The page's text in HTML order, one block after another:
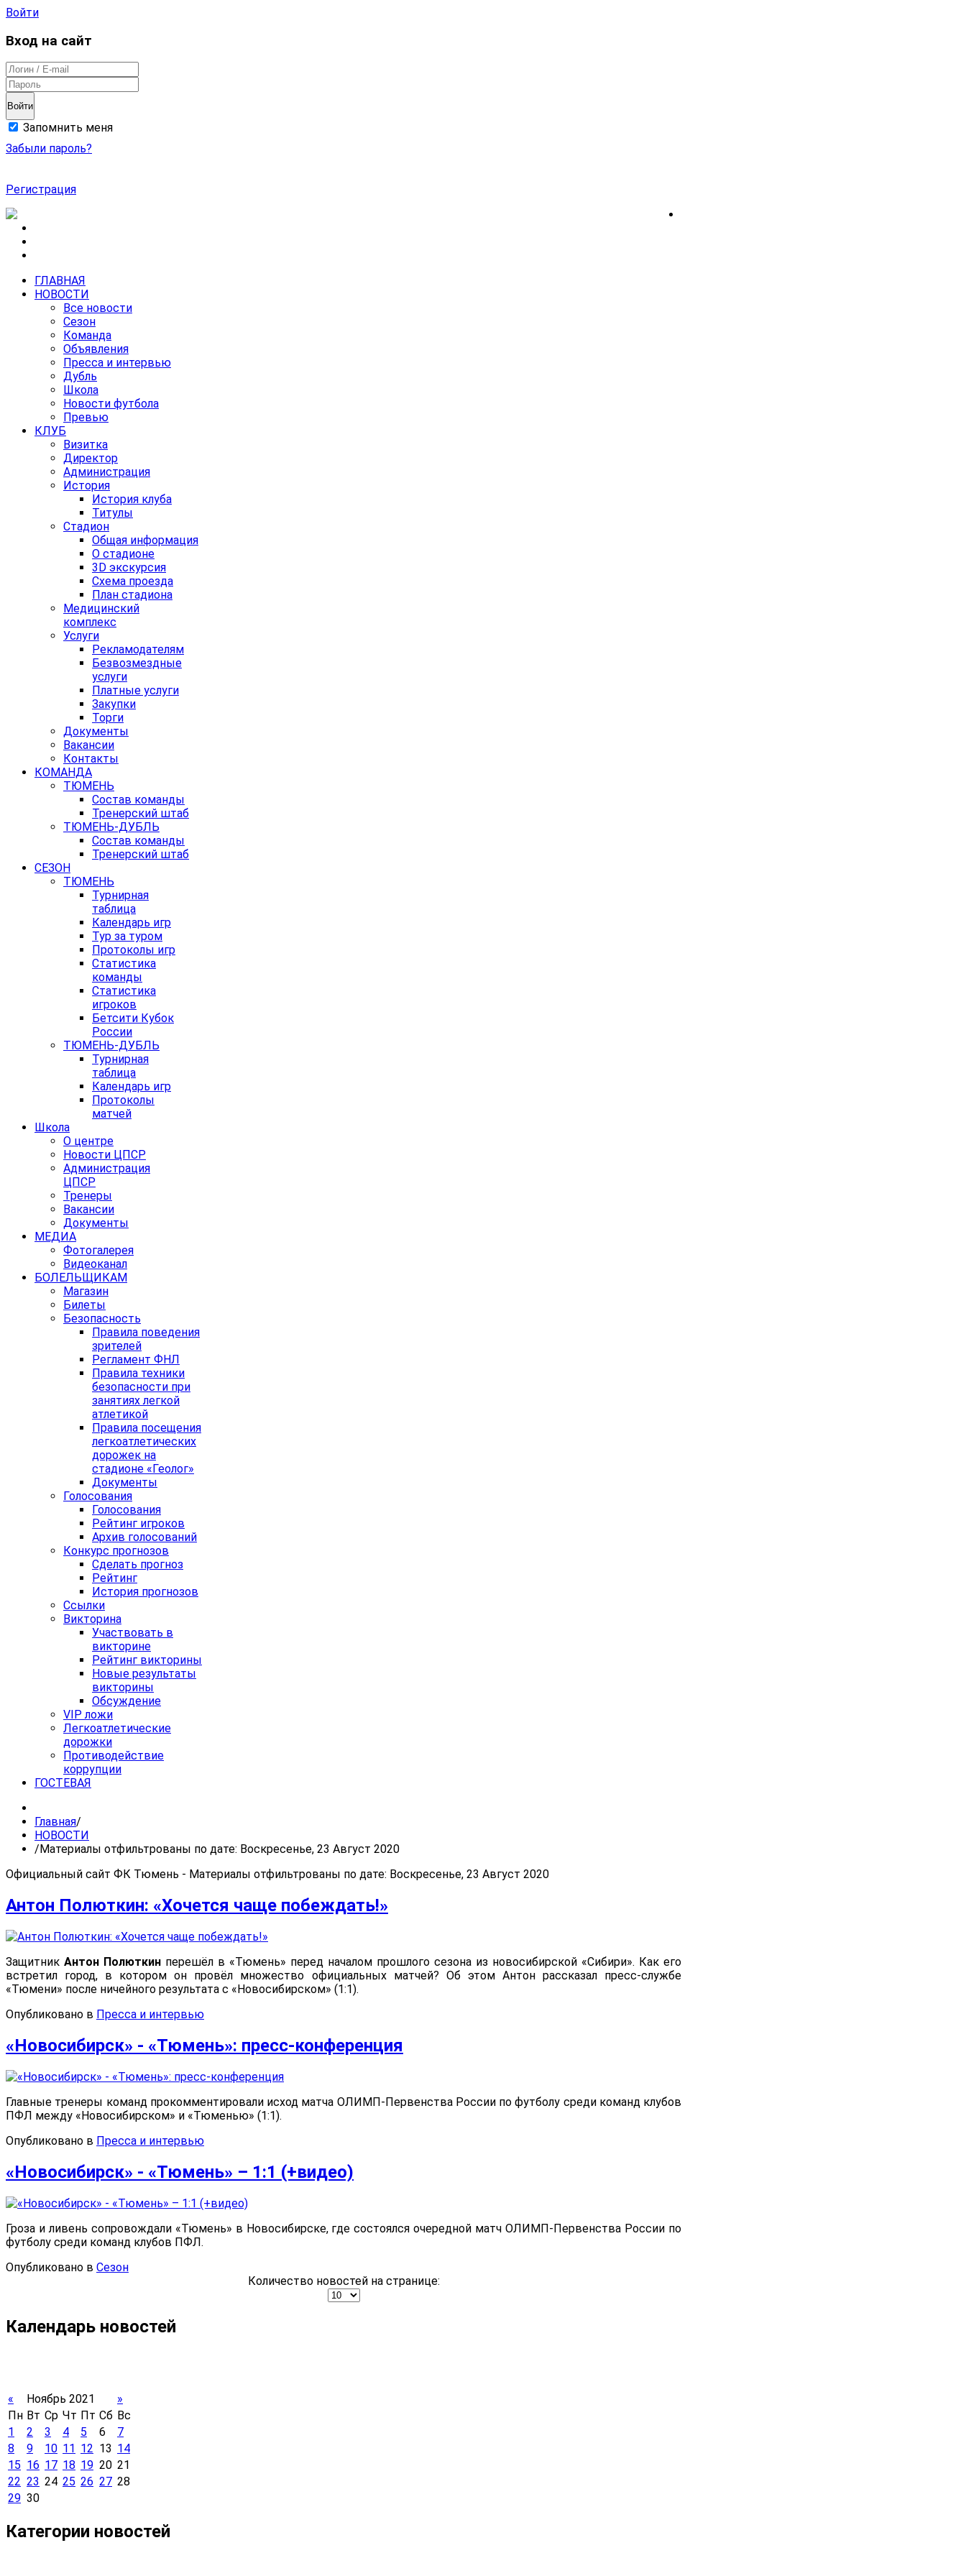
Войти
Вход на сайт
Войти
Запомнить меня
Забыли пароль?
Регистрация
ГЛАВНАЯ
НОВОСТИ
Все новости
Сезон
Команда
Объявления
Пресса и интервью
Дубль
Школа
Новости футбола
Превью
КЛУБ
Визитка
Директор
Администрация
История
История клуба
Титулы
Стадион
Общая информация
О стадионе
3D экскурсия
Схема проезда
План стадиона
Медицинский
комплекс
Услуги
Рекламодателям
Безвозмездные
услуги
Платные услуги
Закупки
Торги
Документы
Вакансии
Контакты
КОМАНДА
ТЮМЕНЬ
Состав команды
Тренерский штаб
ТЮМЕНЬ-ДУБЛЬ
Состав команды
Тренерский штаб
СЕЗОН
ТЮМЕНЬ
Турнирная
таблица
Календарь игр
Тур за туром
Протоколы игр
Статистика
команды
Статистика
игроков
Бетсити Кубок
России
ТЮМЕНЬ-ДУБЛЬ
Турнирная
таблица
Календарь игр
Протоколы
матчей
Школа
О центре
Новости ЦПСР
Администрация
ЦПСР
Тренеры
Вакансии
Документы
МЕДИА
Фотогалерея
Видеоканал
БОЛЕЛЬЩИКАМ
Магазин
Билеты
Безопасность
Правила поведения
зрителей
Регламент ФНЛ
Правила техники
безопасности при
занятиях легкой
атлетикой
Правила посещения
легкоатлетических
дорожек на
стадионе «Геолог»
Документы
Голосования
Голосования
Рейтинг игроков
Архив голосований
Конкурс прогнозов
Сделать прогноз
Рейтинг
История прогнозов
Ссылки
Викторина
Участвовать в
викторине
Рейтинг викторины
Новые результаты
викторины
Обсуждение
VIP ложи
Легкоатлетические
дорожки
Противодействие
коррупции
ГОСТЕВАЯ
Главная/
НОВОСТИ
/ Материалы отфильтрованы по дате: Воскресенье, 23 Август 2020
Официальный сайт ФК Тюмень - Материалы отфильтрованы по дате: Воскресенье, 23 Август 2020
Антон Полюткин: «Хочется чаще побеждать!»
Защитник Антон Полюткин перешёл в «Тюмень» перед началом прошлого сезона из новосибирской «Сибири». Как его
встретил город, в котором он провёл множество официальных матчей? Об этом Антон рассказал пресс-службе
«Тюмени» после ничейного результата с «Новосибирском» (1:1).
Опубликовано в Пресса и интервью
«Новосибирск» - «Тюмень»: пресс-конференция
Главные тренеры команд прокомментировали исход матча ОЛИМП-Первенства России по футболу среди команд клубов
ПФЛ между «Новосибирском» и «Тюменью» (1:1).
Опубликовано в Пресса и интервью
«Новосибирск» - «Тюмень» – 1:1 (+видео)
Гроза и ливень сопровождали «Тюмень» в Новосибирске, где состоялся очередной матч ОЛИМП-Первенства России по
футболу среди команд клубов ПФЛ.
Опубликовано в Сезон
Количество новостей на странице:
Календарь новостей
« Ноябрь 2021
»
Пн Вт Ср Чт Пт Сб Вс
1
2 3 4 5 6
7
8
9 10 11 12 13 14
15 16 17 18 19 20 21
22 23 24 25 26 27 28
29 30
Категории новостей